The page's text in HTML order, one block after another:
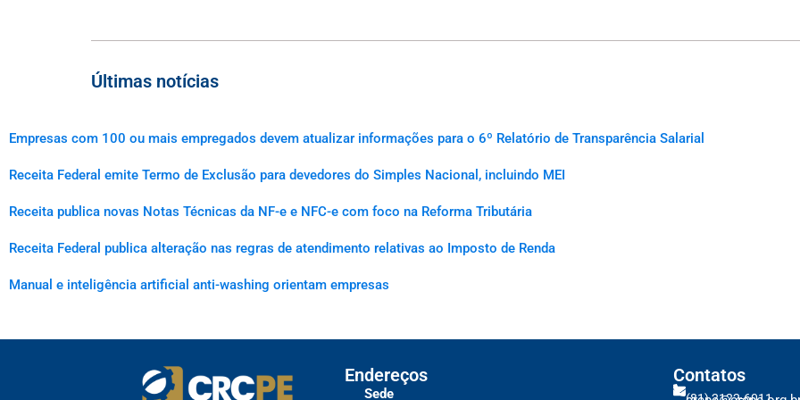
Últimas notícias
Empresas com 100 ou mais empregados devem atualizar informações para o 6º Relatório de Transparência Salarial
Receita Federal emite Termo de Exclusão para devedores do Simples Nacional, incluindo MEI
Receita publica novas Notas Técnicas da NF-e e NFC-e com foco na Reforma Tributária
Receita Federal publica alteração nas regras de atendimento relativas ao Imposto de Renda
Manual e inteligência artificial anti-washing orientam empresas
Endereços
Sede
Contatos